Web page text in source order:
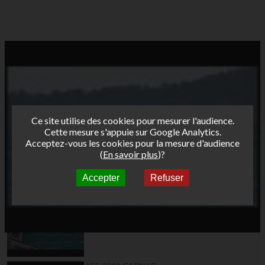
AFF 09 wimereux 04
Ce site utilise des cookies pour mesurer l'audience.
Cette mesure s'appuie sur Google Analytics.
Acceptez-vous les cookies pour la mesure d'audience
(En savoir plus)?
Accepter Refuser